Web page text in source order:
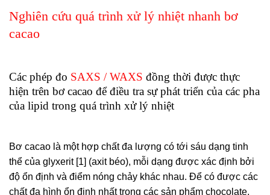
Nghiên cứu quá trình xử lý nhiệt nhanh bơ
cacao
Các phép đo SAXS / WAXS đồng thời được thực
hiện trên bơ cacao để điều tra sự phát triển của các pha
của lipid trong quá trình xử lý nhiệt
Bơ cacao là một hợp chất đa lượng có tới sáu dạng tinh
thể của glyxerit [1] (axit béo), mỗi dạng được xác định bởi
độ ổn định và điểm nóng chảy khác nhau. Để có được các
chất đa hình ổn định nhất trong các sản phẩm chocolate,